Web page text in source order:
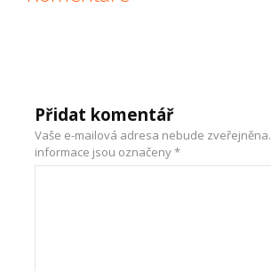
Přidat komentář
Vaše e-mailová adresa nebude zveřejněna.
informace jsou označeny*